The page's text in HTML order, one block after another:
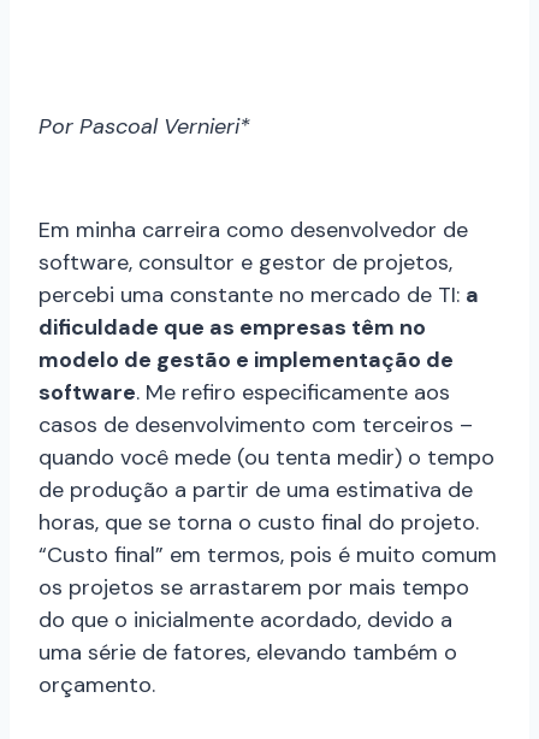
Por Pascoal Vernieri*
Em minha carreira como desenvolvedor de
software, consultor e gestor de projetos,
percebi uma constante no mercado de TI: a
dificuldade que as empresas têm no
modelo de gestão e implementação de
software. Me refiro especificamente aos
casos de desenvolvimento com terceiros –
quando você mede (ou tenta medir) o tempo
de produção a partir de uma estimativa de
horas, que se torna o custo final do projeto.
“Custo final” em termos, pois é muito comum
os projetos se arrastarem por mais tempo
do que o inicialmente acordado, devido a
uma série de fatores, elevando também o
orçamento.